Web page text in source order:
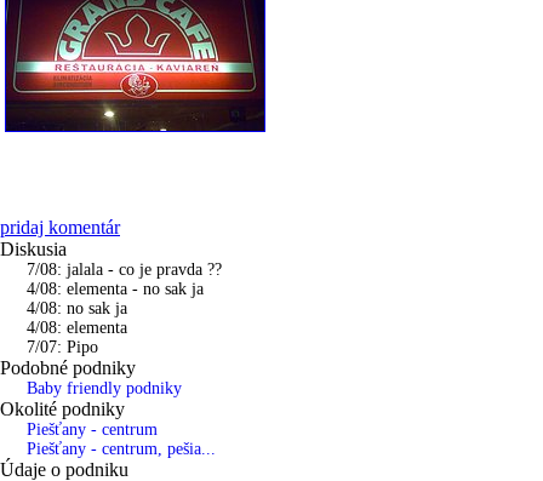
pridaj komentár
Diskusia
7/08: jalala - co je pravda ??
4/08: elementa - no sak ja
4/08: no sak ja
4/08: elementa
7/07: Pipo
Podobné podniky
Baby friendly podniky
Okolité podniky
Piešťany - centrum
Piešťany - centrum, pešia...
Údaje o podniku